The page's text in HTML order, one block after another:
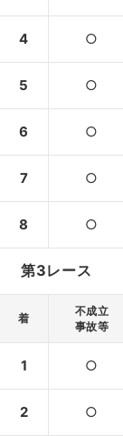
4 ○
5 ○
6 ○
7 ○
8 ○
第3レース
着
不成立
事故等
1 ○
2 ○